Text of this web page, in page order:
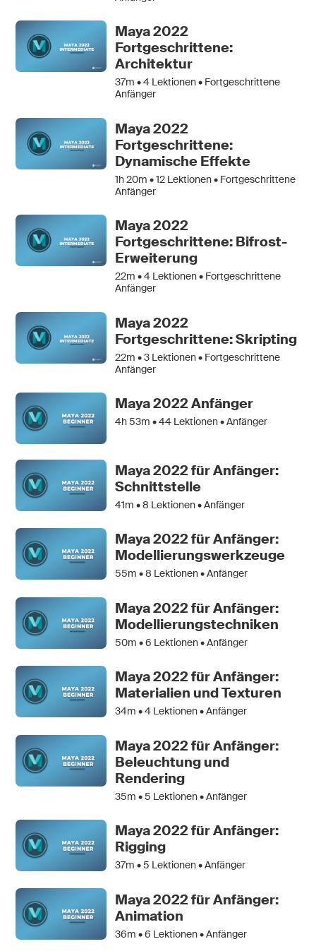
Maya 2022
Fortgeschrittene:
Architektur
37m •4 Lektionen • Fortgeschrittene
Anfänger
Maya 2022
Fortgeschrittene:
Dynamische Effekte
1h 20m •12 Lektionen • Fortgeschrittene
Anfänger
Maya 2022
Fortgeschrittene: Bifrost-
Erweiterung
22m •4 Lektionen • Fortgeschrittene
Anfänger
Maya 2022
Fortgeschrittene: Skripting
22m •3 Lektionen • Fortgeschrittene
Anfänger
Maya 2022 Anfänger
4h 53m •44 Lektionen • Anfänger
Maya 2022 für Anfänger:
Schnittstelle
41m •8 Lektionen • Anfänger
Maya 2022 für Anfänger:
Modellierungswerkzeuge
55m •8 Lektionen • Anfänger
Maya 2022 für Anfänger:
Modellierungstechniken
50m •6 Lektionen • Anfänger
Maya 2022 für Anfänger:
Materialien und Texturen
34m •4 Lektionen • Anfänger
Maya 2022 für Anfänger:
Beleuchtung und
Rendering
35m •5 Lektionen • Anfänger
Maya 2022 für Anfänger:
Rigging
37m •5 Lektionen • Anfänger
Maya 2022 für Anfänger:
Animation
36m •6 Lektionen • Anfänger